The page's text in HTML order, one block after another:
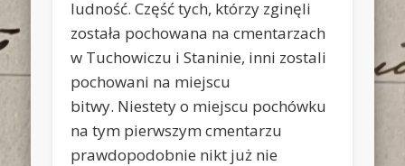
ludność. Część tych, którzy zginęli
została pochowana na cmentarzach
w Tuchowiczu i Staninie, inni zostali
pochowani na miejscu
bitwy. Niestety o miejscu pochówku
na tym pierwszym cmentarzu
prawdopodobnie nikt już nie